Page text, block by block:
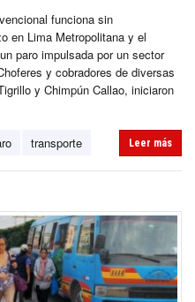
funciona sin
en Lima Metropolitana y el
paro impulsada por un sector
y cobradores de diversas
y Chimpún Callao, iniciaron
transporte Leer más